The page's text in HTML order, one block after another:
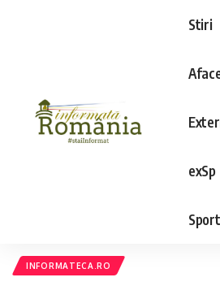
Stiri
exSp
Sport
INFORMATECA.RO